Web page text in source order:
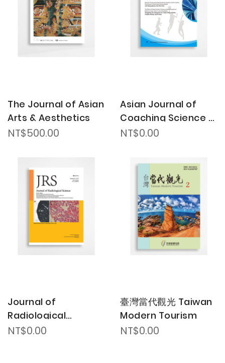
The Journal of Asian
Arts & Aesthetics
NT$500.00
Asian Journal of
Coaching Science 亞
洲教練科學
NT$0.00
Journal of
Radiological
Science 放射線學雜誌
NT$0.00
臺灣當代觀光 Taiwan
Modern Tourism
NT$0.00